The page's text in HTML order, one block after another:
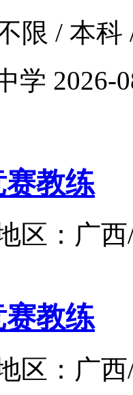
限 / 本科
学 2026-
教练
区：广
教练
区：广